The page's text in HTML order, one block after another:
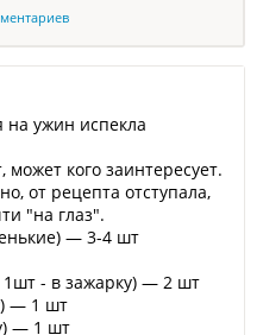
на ужин испекла
может кого заинтересует.
от рецепта отступала,
"на глаз".
— 3-4 шт
- в зажарку) — 2 шт
— 1 шт
— 1 шт